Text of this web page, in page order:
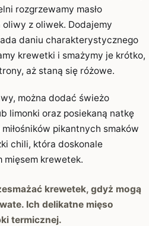
rozgrzewamy masło
z oliwek. Dodajemy
daniu charakterystycznego
krewetki i smażymy je krótko,
aż staną się różowe.
można dodać świeżo
limonki oraz posiekaną natkę
pikantnych smaków
chili, która doskonale
mięsem krewetek.
krewetek, gdyż mogą
Ich delikatne mięso
termicznej.